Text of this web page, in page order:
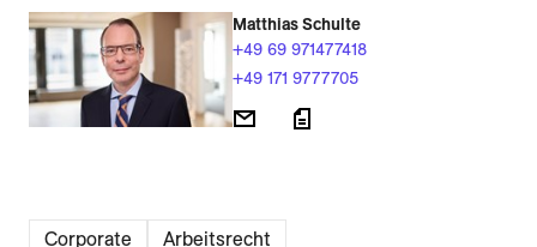
Matthias Schulte
+49 69 971477418
+49 171 9777705
Corporate Arbeitsrecht